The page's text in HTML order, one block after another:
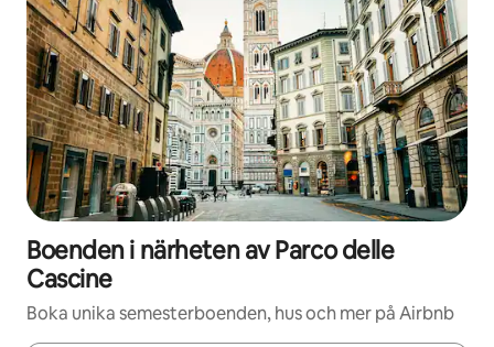
Boenden i närheten av Parco delle
Cascine
Boka unika semesterboenden, hus och mer på Airbnb